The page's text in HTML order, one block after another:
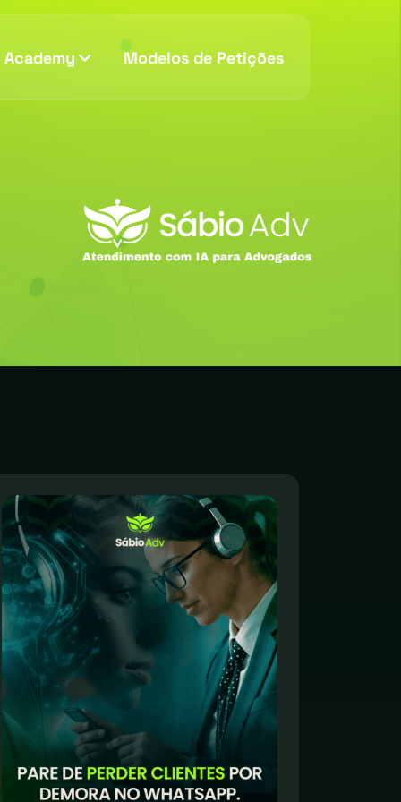
Modelos de Petições